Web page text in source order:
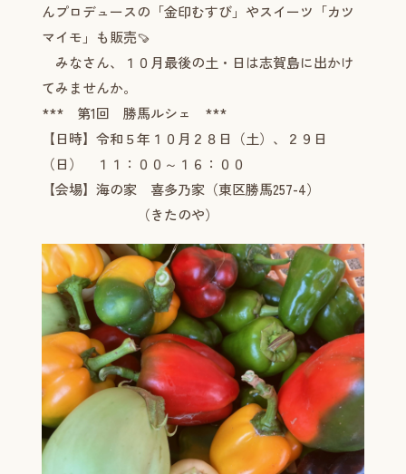
んプロデュースの「金印むすび」やスイーツ「カツ
マイモ」も販売🍠
みなさん、１０月最後の土・日は志賀島に出かけ
てみませんか。
*** 第1回 勝馬ルシェ ***
【日時】令和５年１０月２８日（土）、２９日
（日） １１：００～１６：００
【会場】海の家 喜多乃家（東区勝馬257-4）
（きたのや）